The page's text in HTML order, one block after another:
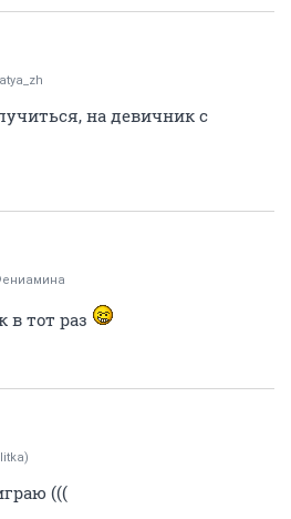
на девичник с
тот раз
(((